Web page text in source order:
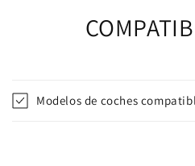
Modelos de coches